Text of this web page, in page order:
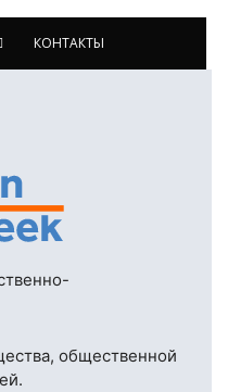
КОНТАКТЫ
общественной